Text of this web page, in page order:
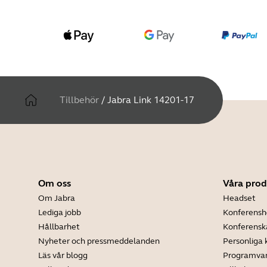
Tillbehör / Jabra Link 14201-17
Om oss
Om Jabra
Lediga jobb
Hållbarhet
Nyheter och pressmeddelanden
Läs vår blogg
Våra
Headset
Personliga